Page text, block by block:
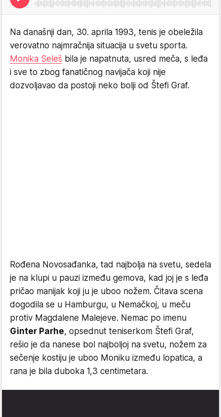
Na današnji dan, 30. aprila 1993, tenis je obeležila
verovatno najmračnija situacija u svetu sporta.
Monika Seleš bila je napatnuta, usred meča, s leđa
i sve to zbog fanatičnog navijača koji nije
dozvoljavao da postoji neko bolji od Štefi Graf.
Rođena Novosađanka, tad najbolja na svetu, sedela
je na klupi u pauzi između gemova, kad joj je s leđa
pričao manijak koji ju je uboo nožem. Čitava scena
dogodila se u Hamburgu, u Nemačkoj, u meču
protiv Magdalene Malejeve. Nemac po imenu
Ginter Parhe, opsednut teniserkom Štefi Graf,
rešio je da nanese bol najboljoj na svetu, nožem za
sečenje kostiju je uboo Moniku između lopatica, a
rana je bila duboka 1,3 centimetara.